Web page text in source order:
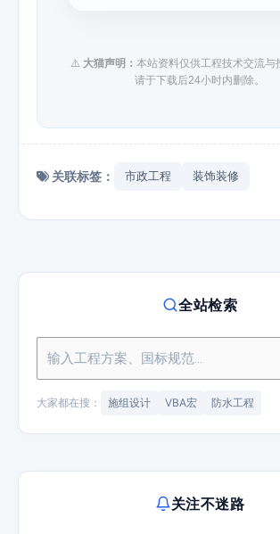
⚠️ 大猫声明： 本站资料仅供工程技术交流与
请于下载后24小时内删除。
关联标签： 市政工程 装饰装修
全站检索
大家都在搜： 施组设计 VBA宏 防水工程
关注不迷路